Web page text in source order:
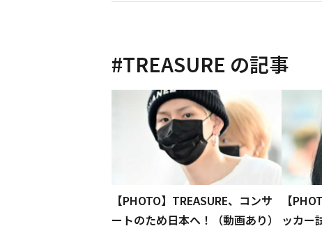
#TREASURE の記事
【PHOTO】TREASURE、コンサ
ートのため日本へ！（動画あり）
【
ッカー